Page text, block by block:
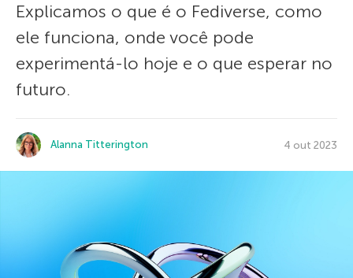
Explicamos o que é o Fediverse, como
ele funciona, onde você pode
experimentá-lo hoje e o que esperar no
futuro.
Alanna Titterington 4 out 2023